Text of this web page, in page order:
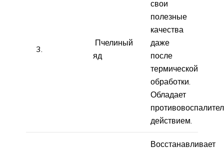
3.
Пчелиный
яд
свои
полезные
качества
даже
после
термической
обработки.
Обладает
действием.
Восстанавливает